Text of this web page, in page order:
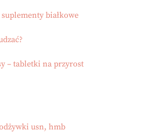
białkowe
– tabletki na przyrost
usn, hmb